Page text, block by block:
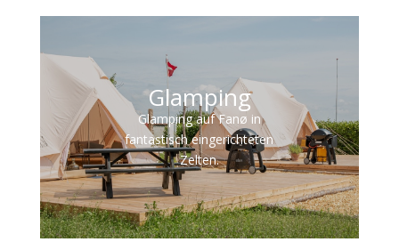
Glamping
Glamping auf Fanø in
fantastisch eingerichteten
Zelten.